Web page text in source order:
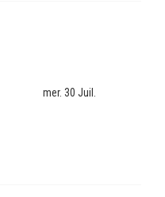
mer. 30 Juil.